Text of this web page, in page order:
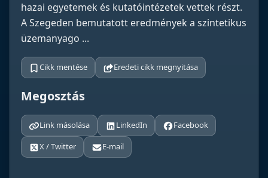
hazai egyetemek és kutatóintézetek vettek részt.
A Szegeden bemutatott eredmények a szintetikus
üzemanyago ...
Cikk mentése Eredeti cikk megnyitása
Megosztás
Link másolása LinkedIn
Facebook
X / Twitter
E-mail